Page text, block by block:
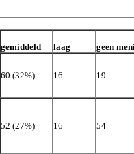
gemiddeld laag
geen
60 (32%) 16 19
52 (27%) 16 54